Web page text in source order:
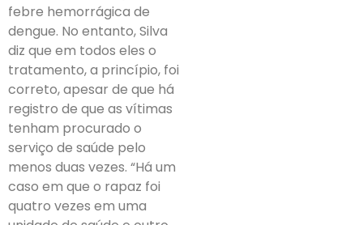
febre hemorrágica de
dengue. No entanto, Silva
diz que em todos eles o
tratamento, a princípio, foi
correto, apesar de que há
registro de que as vítimas
tenham procurado o
serviço de saúde pelo
menos duas vezes. “Há um
caso em que o rapaz foi
quatro vezes em uma